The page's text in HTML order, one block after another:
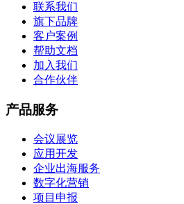
联系我们
旗下品牌
客户案例
帮助文档
加入我们
合作伙伴
产品服务
会议展览
应用开发
企业出海服务
数字化营销
项目申报